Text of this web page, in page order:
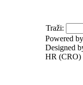
Traži:
Powered by
Designed
HR (CRO)